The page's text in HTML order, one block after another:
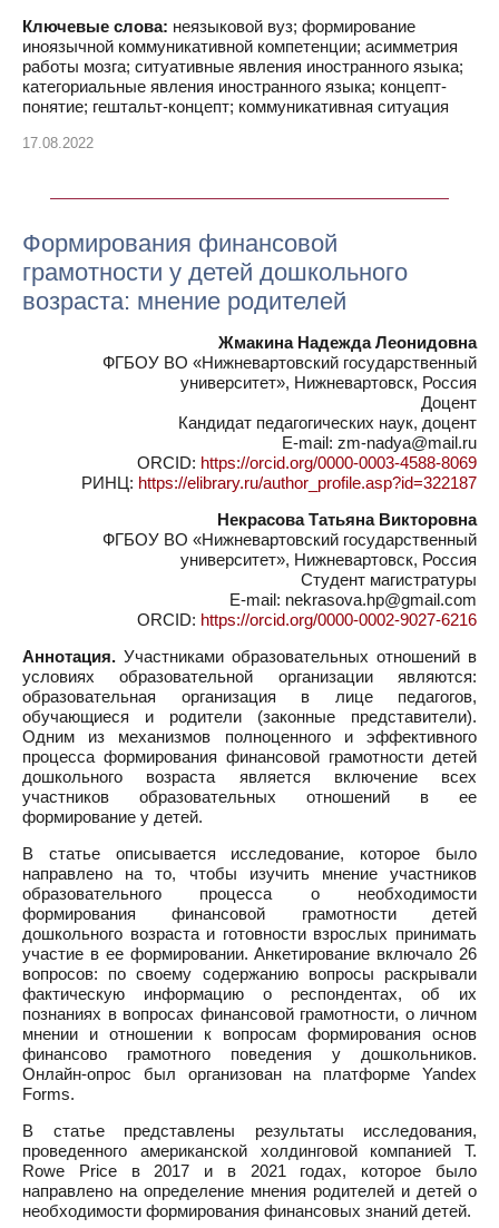
Ключевые слова: неязыковой вуз; формирование
иноязычной коммуникативной компетенции; асимметрия
работы мозга; ситуативные явления иностранного языка;
категориальные явления иностранного языка; концепт-
понятие; гештальт-концепт; коммуникативная ситуация
17.08.2022
Формирования финансовой
грамотности у детей дошкольного
возраста: мнение родителей
Жмакина Надежда Леонидовна
ФГБОУ ВО «Нижневартовский государственный
университет», Нижневартовск, Россия
Доцент
Кандидат педагогических наук, доцент
E-mail: zm-nadya@mail.ru
ORCID: https://orcid.org/0000-0003-4588-8069
РИНЦ: https://elibrary.ru/author_profile.asp?id=322187
Некрасова Татьяна Викторовна
ФГБОУ ВО «Нижневартовский государственный
университет», Нижневартовск, Россия
Студент магистратуры
E-mail: nekrasova.hp@gmail.com
ORCID: https://orcid.org/0000-0002-9027-6216
Аннотация. Участниками образовательных отношений в
условиях образовательной организации являются:
образовательная организация в лице педагогов,
обучающиеся и родители (законные представители).
Одним из механизмов полноценного и эффективного
процесса формирования финансовой грамотности детей
дошкольного возраста является включение всех
участников образовательных отношений в ее
формирование у детей.
В статье описывается исследование, которое было
направлено на то, чтобы изучить мнение участников
образовательного процесса о необходимости
формирования финансовой грамотности детей
дошкольного возраста и готовности взрослых принимать
участие в ее формировании. Анкетирование включало 26
вопросов: по своему содержанию вопросы раскрывали
фактическую информацию о респондентах, об их
познаниях в вопросах финансовой грамотности, о личном
мнении и отношении к вопросам формирования основ
финансово грамотного поведения у дошкольников.
Онлайн-опрос был организован на платформе Yandex
Forms.
В статье представлены результаты исследования,
проведенного американской холдинговой компанией T.
Rowe Price в 2017 и в 2021 годах, которое было
направлено на определение мнения родителей и детей о
необходимости формирования финансовых знаний детей.